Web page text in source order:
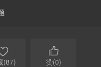
(87)

赞(0)